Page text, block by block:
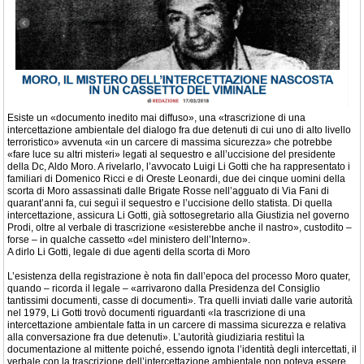
Esiste un «documento inedito mai diffuso», una «trascrizione di una
intercettazione ambientale del dialogo fra due detenuti di cui uno di alto livello
terroristico» avvenuta «in un carcere di massima sicurezza» che potrebbe
«fare luce su altri misteri» legati al sequestro e all’uccisione del presidente
della Dc, Aldo Moro. A rivelarlo, l’avvocato Luigi Li Gotti che ha rappresentato i
familiari di Domenico Ricci e di Oreste Leonardi, due dei cinque uomini della
scorta di Moro assassinati dalle Brigate Rosse nell’agguato di Via Fani di
quarant’anni fa, cui seguì il sequestro e l’uccisione dello statista. Di quella
intercettazione, assicura Li Gotti, già sottosegretario alla Giustizia nel governo
Prodi, oltre al verbale di trascrizione «esisterebbe anche il nastro», custodito –
forse – in qualche cassetto «del ministero dell’Interno».
A dirlo Li Gotti, legale di due agenti della scorta di Moro
L’esistenza della registrazione è nota fin dall’epoca del processo Moro quater,
quando – ricorda il legale – «arrivarono dalla Presidenza del Consiglio
tantissimi documenti, casse di documenti». Tra quelli inviati dalle varie autorità
nel 1979, Li Gotti trovò documenti riguardanti «la trascrizione di una
intercettazione ambientale fatta in un carcere di massima sicurezza e relativa
alla conversazione fra due detenuti». L’autorità giudiziaria restituì la
documentazione al mittente poiché, essendo ignota l’identità degli intercettati, il
verbale con la trascrizione dell’intercettazione ambientale non poteva essere